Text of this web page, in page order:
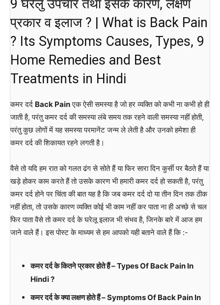
9 घरेलु उपचार तथा इसके कारण, लक्षण
प्रकार व इलाज ? | What is Back Pain
? Its Symptoms Causes, Types, 9
Home Remedies and Best
Treatments in Hindi
कमर दर्द Back Painएक ऐसी समस्या है जो हर व्यक्ति को कभी ना कभी हो ही
जाती है, परंतु कमर दर्द की समस्या लंबे समय तक रहने वाली समस्या नहीं होती,
परंतु कुछ लोगों में यह समस्या परमानेंट जन्म ले लेती है और उनको हमेशा ही
कमर दर्द की शिकायत रहने लगती है।
वैसे तो यदि हम रात को गलत ढंग से सोते हैं या फिर सारा दिन कुर्सी पर बैठते हैं या
खड़े होकर काम करते हैं तो उसके कारण भी हमारी कमर दर्द हो सकती है, परंतु
कमर दर्द होने पर चिंता की बात यह है कि जब कमर दर्द दो या तीन दिन तक ठीक
नहीं होता, तो उसके कारण व्यक्ति कोई भी काम नहीं कर पाता ना ही अच्छे से चल
फिर पाता वैसे तो कमर दर्द के घरेलू इलाज भी संभव है, जिनके बारे में आज हम
जाने वाले हैं। इस पोस्ट के माध्यम से हम आपको यही बताने वाले हैं कि :-
कमर दर्द के कितने प्रकार होते हैं – Types Of Back Pain In
Hindi ?
कमर दर्द के क्या लक्षण होते हैं – Symptoms Of Back Pain In